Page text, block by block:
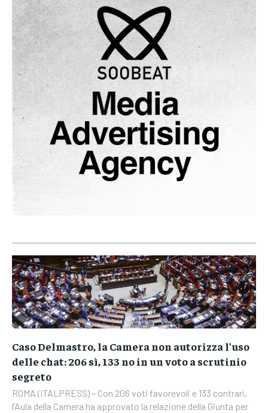
Caso Delmastro, la Camera non autorizza l’uso
delle chat: 206 sì, 133 no in un voto a scrutinio
segreto
ROMA (ITALPRESS) – Con 206 voti favorevoli e 133 contrari,
l’Aula della Camera ha approvato la relazione della Giunta per